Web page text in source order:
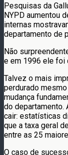
Pesquisas da
NYPD aumentou
internas
departamento de
Não
e em 1996 ele foi
Talvez o mais
perdurado
mudança
do departamento.
cair: estatísticas
que a taxa geral
entre as 25
O caso de